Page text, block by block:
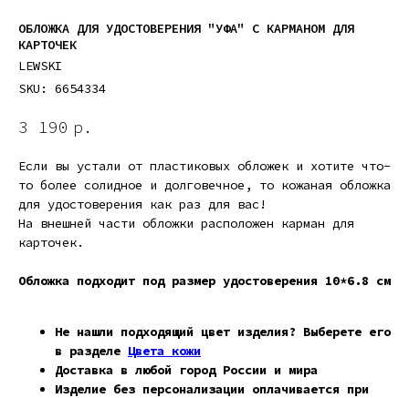
ОБЛОЖКА ДЛЯ УДОСТОВЕРЕНИЯ "УФА" С КАРМАНОМ ДЛЯ
КАРТОЧЕК
LEWSKI
SKU: 6654334
3 190 р.
Если вы устали от пластиковых обложек и хотите что-
то более солидное и долговечное, то кожаная обложка
для удостоверения как раз для вас!
На внешней части обложки расположен карман для
карточек.
Обложка подходит под размер удостоверения 10*6.8 см
Не нашли подходящий цвет изделия? Выберете его
в разделе Цвета кожи
Доставка в любой город России и мира
Изделие без персонализации оплачивается при